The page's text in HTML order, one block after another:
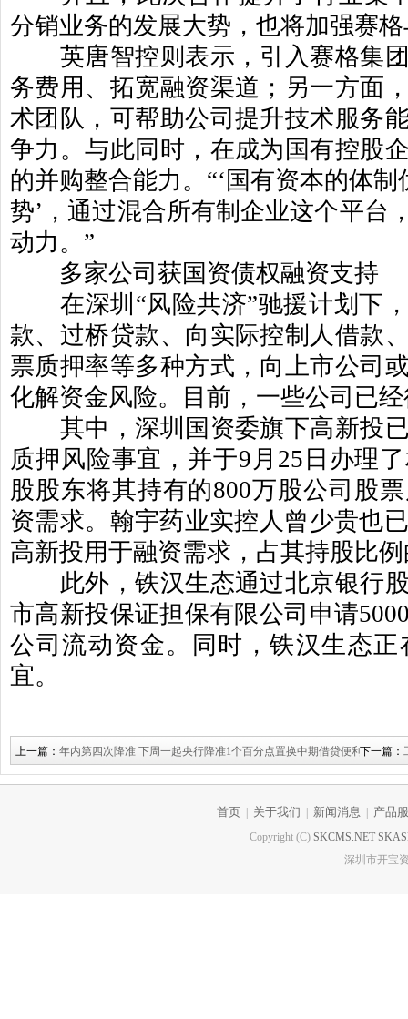
分销业务的发展大势，也将加强赛
英唐智控则表示，引入赛格集团
务费用、拓宽融资渠道；另一方面
术团队，可帮助公司提升技术服务
争力。与此同时，在成为国有控股
的并购整合能力。 “‘ 国有资本的体制
势’ ，通过混合所有制企业这个平台
动力。 ”
多家公司获国资债权融资支持
在深圳 “风险共济”驰援计划下
款、过桥贷款、向实际控制人借款
票质押率等多种方式，向上市公司
化解资金风险。目前，一些公司已
其中，深圳国资委旗下高新投已
质押风险事宜，并于9 月 25 日办理
股股东将其持有的800万股公司股
资需求。翰宇药业实控人曾少贵也
高新投用于融资需求，占其持股比
此外，铁汉生态通过北京银行股
市高新投保证担保有限公司申请
公司流动资金。同时，铁汉生态
宜。
上一篇： 年内第四次降准 下周一起央行降准1个百分点置换中期借贷便利下一篇：
首页 关于我们 新闻消息 产品
Copyright (C) SKCMS.NET
深圳市开宝